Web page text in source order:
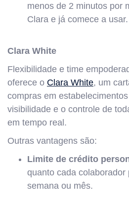
menos de 2 minutos por
Clara e já comece a usar.
Clara White
Flexibilidade e time
oferece o Clara White, um
compras em
visibilidade e o controle de
em tempo real.
Outras vantagens são:
Limite de crédito
quanto cada colaborador
semana ou mês.